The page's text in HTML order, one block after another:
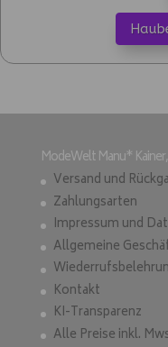
ModeWelt Manu*
Versand und
Zahlungsarten
Impressum und
Allgemeine
Kontakt
KI-Transparenz
Alle Preise inkl.